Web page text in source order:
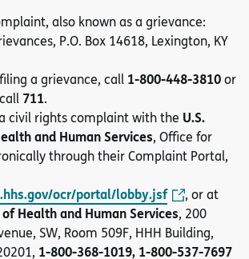
also known as a grievance:
P.O. Box 14618, Lexington, KY
a grievance, call 1-800-448-3810or
711.
civil rights complaint with the U.S.
and Human Services, Office for
through their Complaint Portal,
ocr/portal/lobby.jsf , or at
Health and Human Services, 200
SW, Room 509F, HHH Building,
1-800-368-1019, 1-800-537-7697